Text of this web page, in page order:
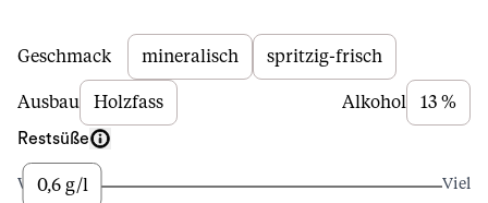
Beschreibung
Geschmack mineralisch spritzig-frisch
Ausbau Holzfass Alkohol 13 %
Restsüße
Wenig
0,6 g/l Viel